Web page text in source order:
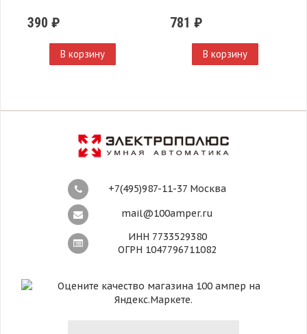
390 ₽
В корзину
комплекте, красная
781 ₽
В корзину
+7(495)987-11-37 Москва
mail@100amper.ru
ИНН 7733529380
ОГРН 1047796711082